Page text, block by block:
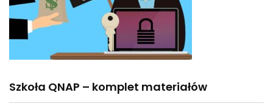
Szkoła QNAP – komplet materiałów